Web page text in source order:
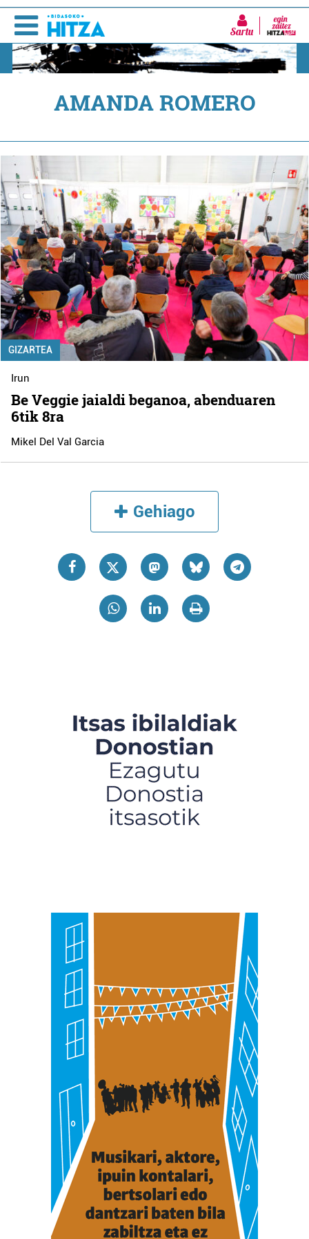
Sartu
AMANDA ROMERO
GIZARTEA
Irun
Be Veggie jaialdi beganoa, abenduaren
6tik 8ra
Mikel Del Val Garcia
Gehiago